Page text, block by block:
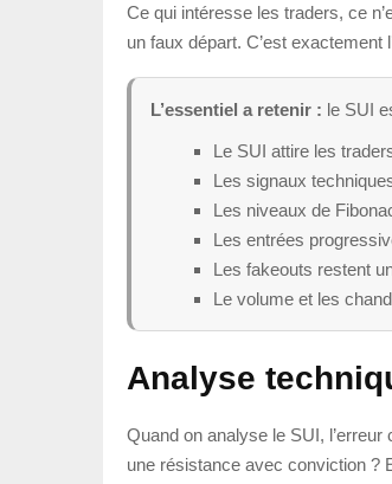
Ce qui intéresse les traders, ce
un faux départ. C’est
L’essentiel a retenir : le SUI
Le SUI attire les
Les signaux
Les niveaux de
Les entrées
Les fakeouts restent
Le volume et les
Analyse
Quand on analyse le SUI,
une résistance avec conviction ?